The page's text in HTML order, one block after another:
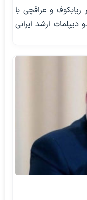
ریابکوف و عراقچی با
دیپلمات ارشد ایرانی